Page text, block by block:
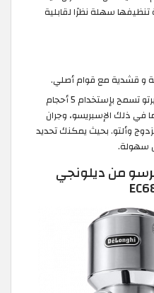
تنظيفها سهلة نظرًا لقابلية
و قشدية مع قوام أصلي.
ماكينة نسبريسو فيرتو تسمح بإستخدام 5 أحجام
في ذلك الإسبريسو، وجران
وألتو. بحيث يمكنك تحديد
سهولة.
من ديلونجي